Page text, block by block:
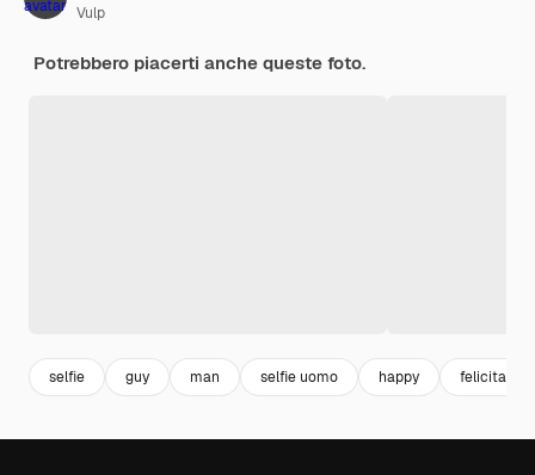
Vulp
Potrebbero piacerti anche queste foto.
selfie guy man selfie uomo happy felicita